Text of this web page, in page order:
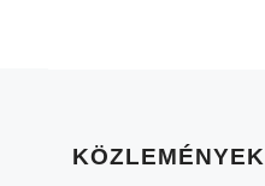
KÖZLEMÉNYEK